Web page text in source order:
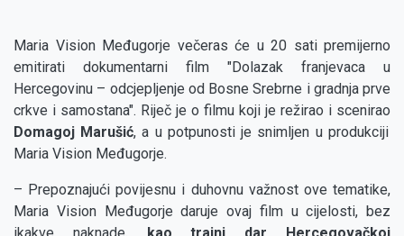
Maria Vision Međugorje večeras će u 20 sati premijerno
emitirati dokumentarni film "Dolazak franjevaca u
Hercegovinu – odcjepljenje od Bosne Srebrne i gradnja prve
crkve i samostana". Riječ je o filmu koji je režirao i scenirao
Domagoj Marušić, a u potpunosti je snimljen u produkciji
Maria Vision Međugorje.
– Prepoznajući povijesnu i duhovnu važnost ove tematike,
Maria Vision Međugorje daruje ovaj film u cijelosti, bez